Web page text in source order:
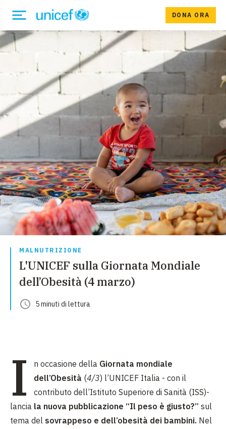
DONA ORA
MALNUTRIZIONE
L'UNICEF sulla Giornata Mondiale
dell’Obesità (4 marzo)
5minuti di lettura
I n occasione della Giornata mondiale
dell’Obesità (4/3) l’UNICEF Italia - con il
contributo dell’Istituto Superiore di Sanità (ISS)-
lancia la nuova pubblicazione “Il peso è giusto?” sul
tema del sovrappeso e dell’obesità dei bambini. Nel